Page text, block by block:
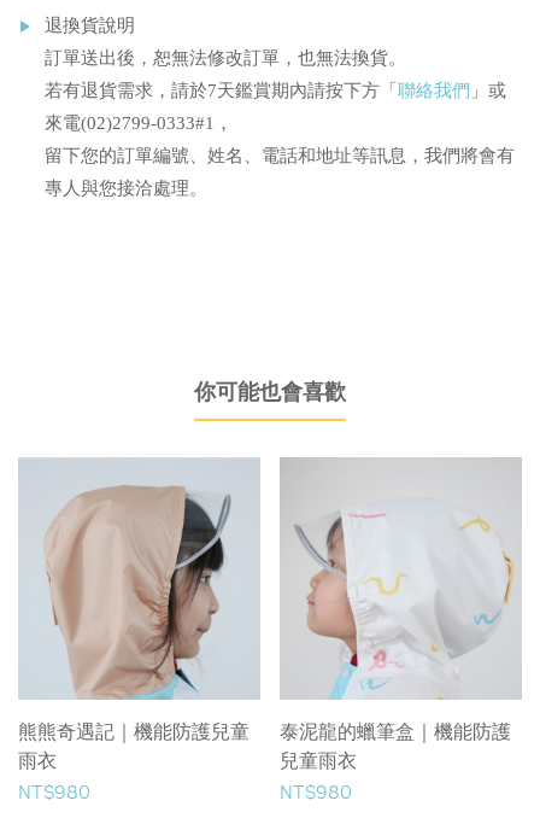
退換貨說明
訂單送出後，恕無法修改訂單，也無法換貨。
若有退貨需求，請於7天鑑賞期內請按下方「 聯絡我們 」或
來電(02)2799-0333#1，
留下您的訂單編號、姓名、電話和地址等訊息，我們將會有
專人與您接洽處理。
你可能也會喜歡
熊熊奇遇記｜機能防護兒童
雨衣
NT$980
泰泥龍的蠟筆盒｜機能防護
兒童雨衣
NT$980